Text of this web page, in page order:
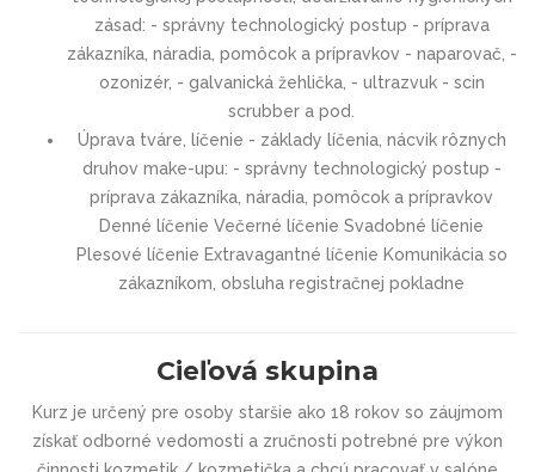
zásad: - správny technologický postup - príprava
zákazníka, náradia, pomôcok a prípravkov - naparovač, -
ozonizér, - galvanická žehlička, - ultrazvuk - scin
scrubber a pod.
Úprava tváre, líčenie - základy líčenia, nácvik rôznych
druhov make-upu: - správny technologický postup -
príprava zákazníka, náradia, pomôcok a prípravkov
Denné líčenie Večerné líčenie Svadobné líčenie
Plesové líčenie Extravagantné líčenie Komunikácia so
zákazníkom, obsluha registračnej pokladne
Cieľová skupina
Kurz je určený pre osoby staršie ako 18 rokov so záujmom
získať odborné vedomosti a zručnosti potrebné pre výkon